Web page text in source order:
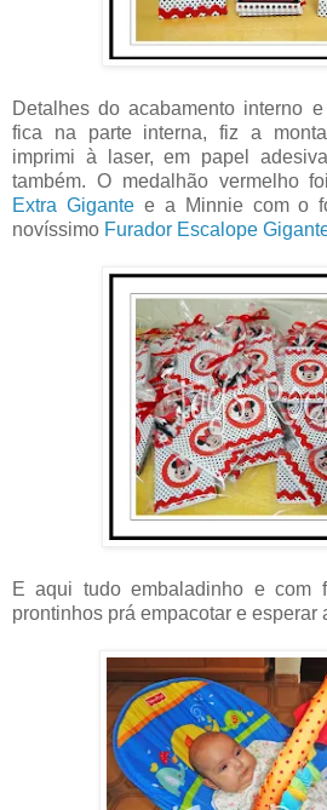
Detalhes do acabamento interno
fica na parte interna, fiz a
imprimi à laser, em papel
também. O medalhão vermelho
Extra Gigantee a Minnie com o
novíssimo Furador Escalope
E aqui tudo embaladinho e com
prontinhos prá empacotar e esperar